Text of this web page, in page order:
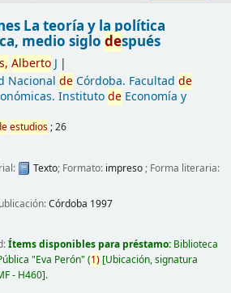
La teoría y la política
medio siglodespués
AlbertoJ
Nacional deCórdoba. Facultad de
InstitutodeEconomía y
estudios; 26
Texto; Formato: impreso ; Forma literaria:
Córdoba 1997
Ítems disponibles para préstamo: Biblioteca
"Eva Perón" (1) Ubicación, signatura
- H460 .